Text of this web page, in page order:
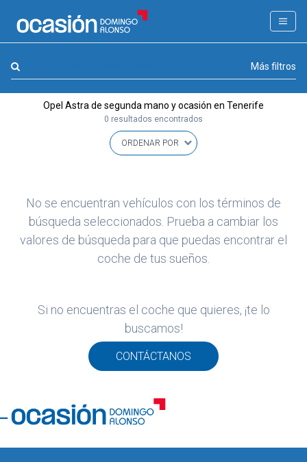
FILTROS
APPROVED
Marca
Modelo (0)
Combustible y cambio (0)
(0)
Más filtros
Opel Astra de segunda mano y ocasión en Tenerife
0 resultados encontrados
No se encuentran vehículos con los términos de
búsqueda seleccionados. Prueba a cambiar los
valores de búsqueda para que puedas encontrar el
coche de tus sueños.
Si no encuentras el coche que quieres, ¡te lo
buscamos!
CONTÁCTANOS